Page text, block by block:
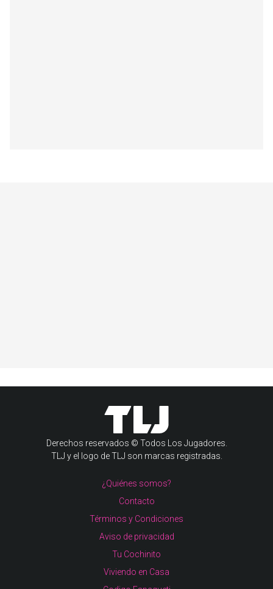
Derechos reservados © Todos Los Jugadores.
TLJ y el logo de TLJ son marcas registradas.
¿Quiénes somos?
Contacto
Términos y Condiciones
Aviso de privacidad
Tu Cochinito
Viviendo en Casa